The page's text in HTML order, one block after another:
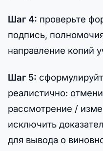
Шаг 4: проверьте
подпись,
направление копий
Шаг 5:
реалистично:
рассмотрение /
исключить
для вывода о